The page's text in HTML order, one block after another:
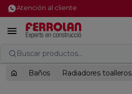
Atención al cliente

Buscar productos...
Baños Radiadores toalleros